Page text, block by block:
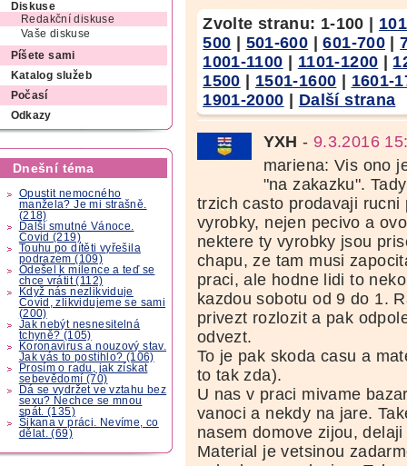
Diskuse
Redakční diskuse
Vaše diskuse
Píšete sami
Katalog služeb
Počasí
Odkazy
Dnešní téma
Opustit nemocného
manžela? Je mi strašně.
(218)
Další smutné Vánoce.
Covid (219)
Touhu po dítěti vyřešila
podrazem (109)
Odešel k milence a teď se
chce vrátit (112)
Když nás nezlikviduje
Covid, zlikvidujeme se sami
(200)
Jak nebýt nesnesitelná
tchyně? (105)
Koronavirus a nouzový stav.
Jak vás to postihlo? (106)
Prosím o radu, jak získat
sebevědomí (70)
Dá se vydržet ve vztahu bez
sexu? Nechce se mnou
spát. (135)
Šikana v práci. Nevíme, co
dělat. (69)
Zvolte stranu: 1-100 |
500 | 501-600 |601-700 |
1001-1100 | 1101-1200 |
1500 | 1501-1600 | 1601-
1901-2000 | Další strana
YXH - 9.3.2016
mariena: Vis ono
"na zakazku".
trzich casto prodavaji rucni
vyrobky, nejen pecivo a
nektere ty vyrobky jsou
chapu, ze tam musi
praci, ale hodne lidi to
kazdou sobotu od 9 do 1.
privezt rozlozit a pak
odvezt.
To je pak skoda casu a
to tak zda).
U nas v praci mivame
vanoci a nekdy na jare.
nasem domove zijou,
Material je vetsinou